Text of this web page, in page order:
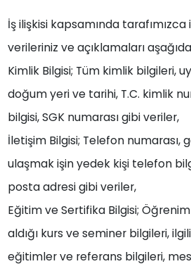
İş ilişkisi kapsamında
verileriniz ve açıklamaları
Kimlik Bilgisi; Tüm kimlik bilgileri,
doğum yeri ve tarihi, T.C. kimlik
bilgisi, SGK numarası gibi veriler,
İletişim Bilgisi; Telefon numarası,
ulaşmak işin yedek kişi telefon
posta adresi gibi veriler,
Eğitim ve Sertifika Bilgisi;
aldığı kurs ve seminer bilgileri,
eğitimler ve referans bilgileri,